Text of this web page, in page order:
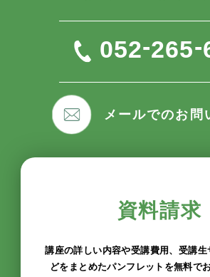
052-265-
メールでのお問
資料請求
講座の詳しい内容や受講費用、受講生
どをまとめたパンフレットを無料で